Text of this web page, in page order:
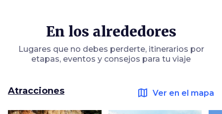
En los alrededores
Lugares que no debes perderte, itinerarios por
etapas, eventos y consejos para tu viaje
Atracciones map Ver en el mapa